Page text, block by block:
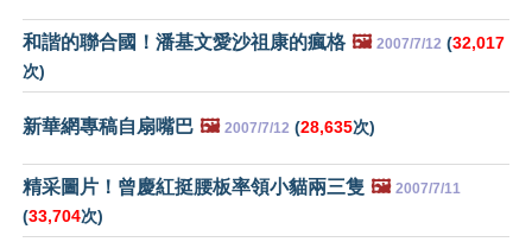
和諧的聯合國！潘基文愛沙祖康的瘋格 🖼️ 2007/7/12 (32,017
次)
新華網專稿自扇嘴巴 🖼️ 2007/7/12 (28,635次)
精采圖片！曾慶紅挺腰板率領小貓兩三隻 🖼️ 2007/7/11
(33,704次)